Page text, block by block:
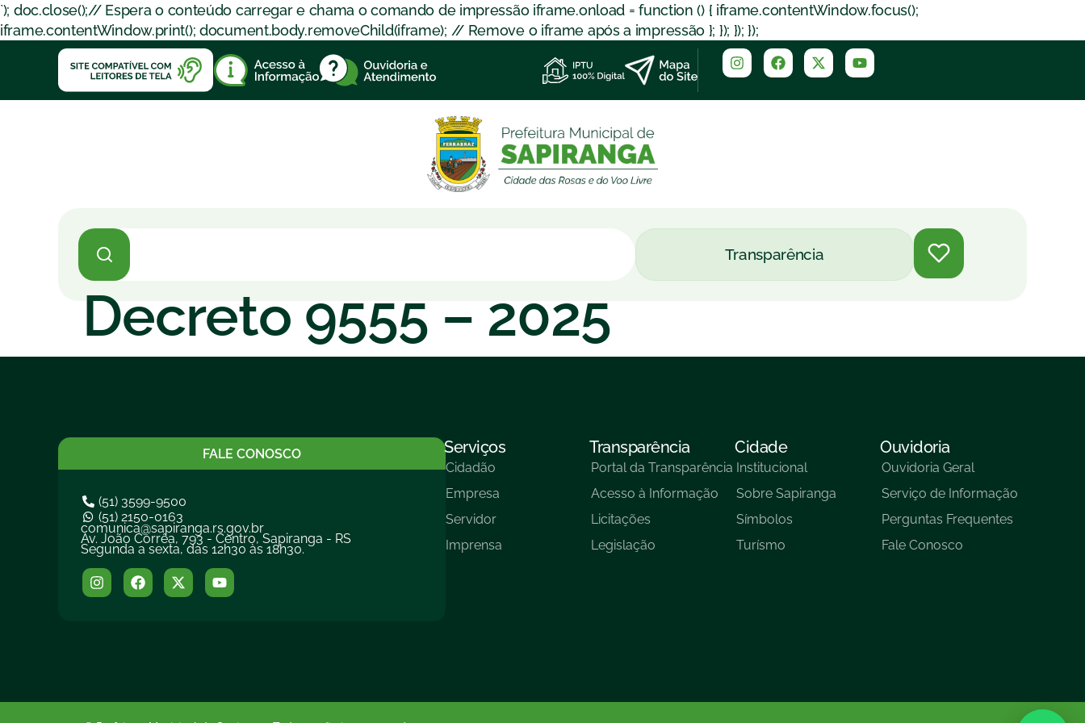
`); doc.close();// Espera o conteúdo carregar e chama o comando de impressão iframe.onload = function () { iframe.contentWindow.focus();
iframe.contentWindow.print(); document.body.removeChild(iframe); // Remove o iframe após a impressão }; }); }); });
Transparência
Decreto 9555 – 2025
FALE CONOSCO
(51) 3599-9500
(51) 2150-0163
comunica@sapiranga.rs.gov.br
Av. João Corrêa, 793 - Centro, Sapiranga - RS
Segunda a sexta, das 12h30 às 18h30.
Serviços
Cidadão
Empresa
Servidor
Imprensa
Transparência
Portal da Transparência
Acesso à Informação
Licitações
Legislação
Cidade
Institucional
Sobre Sapiranga
Símbolos
Turísmo
Ouvidoria
Ouvidoria Geral
Serviço de Informação
Perguntas Frequentes
Fale Conosco